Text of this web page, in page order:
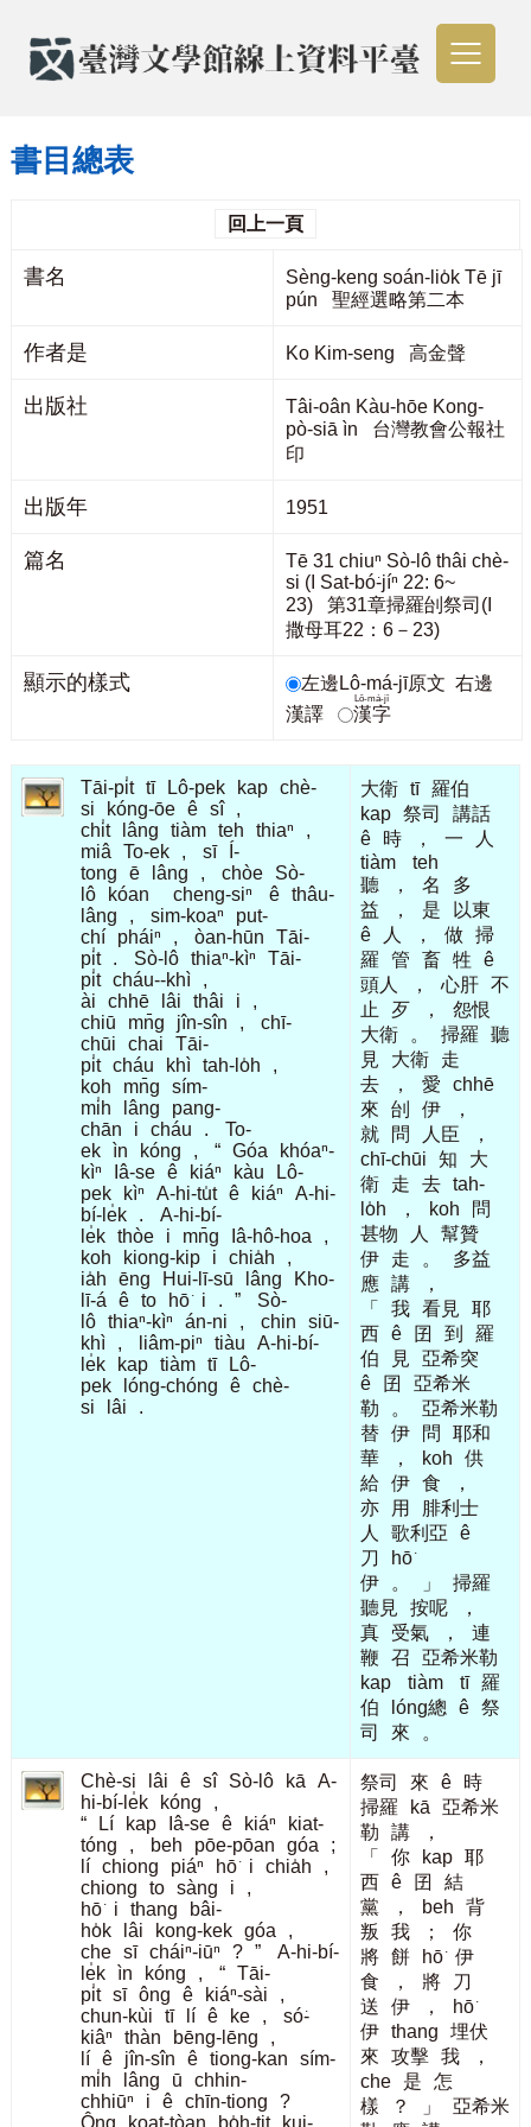
書目總表
回上一頁
書名
Sèng-keng soán-lio̍k Tē jī
pún 聖經選略第二本
作者是 Ko Kim-seng 高金聲
出版社
Tâi-oân Kàu-hōe Kong-
pò-siā ìn 台灣教會公報社
印
出版年 1951
篇名
Tē 31 chiuⁿ Sò-lô thâi chè-
si (I Sat-bó͘-jíⁿ 22: 6~
23) 第31章掃羅刣祭司(I
撒母耳22：6－23)
顯示的樣式 左邊Lô-má-jī原文 右邊
漢譯
漢字
Lô-má-jī
Tāi-pi̍t tī Lô-pek kap chè-
si
kóng-ōe ê sî
,
chi̍t
lâng tiàm teh thiaⁿ
,
miâ
To-ek , sī
Í-
tong
ē lâng , chòe
Sò-
lô
kóan cheng-siⁿ ê thâu-
lâng
, sim-koaⁿ
put-
chí
pháiⁿ , òan-hūn
Tāi-
pi̍t
. Sò-lô thiaⁿ-kìⁿ
Tāi-
pi̍t cháu--khì
,
ài
chhē lâi thâi i
,
chiū
mn̄g jîn-sîn ,
chī-
chūi
chai
Tāi-
pi̍t cháu khì tah-lo̍h
,
koh
mn̄g
sím-
mi̍h
lâng
pang-
chān
i cháu .
To-
ek
ìn kóng , “ Góa
khóaⁿ-
kìⁿ
Iâ-se ê kiáⁿ kàu
Lô-
pek
kìⁿ A-hi-tu̍t ê kiáⁿ
A-hi-
bí-le̍k
.
A-hi-bí-
le̍k thòe i mn̄g Iâ-hô-hoa
,
koh
kiong-kip i chia̍h
,
ia̍h
ēng Hui-lī-sū lâng
Kho-
lī-á
ê to hō͘ i . ”
Sò-
lô thiaⁿ-kìⁿ án-ni , chin
siū-
khì
, liâm-piⁿ tiàu
A-hi-bí-
le̍k
kap tiàm tī
Lô-
pek
lóng-chóng ê chè-
si
lâi .
大衛 tī 羅伯
kap 祭司
講話
ê
時 ， 一
人
tiàm
teh
聽
， 名
多
益
， 是
以東
ê
人 ， 做 掃
羅
管 畜 牲
ê
頭人
， 心肝 不
止
歹 ，
怨恨
大衛
。 掃羅
聽
見
大衛
走
去
， 愛
chhē
來
刣 伊
，
就
問 人臣
，
chī-chūi
知
大
衛
走 去 tah-
lo̍h
， koh
問
甚物
人
幫贊
伊
走 。
多益
應 講
，
「
我 看見
耶
西 ê 囝 到
羅
伯
見
亞希突
ê
囝
亞希米
勒
。
亞希米勒
替 伊 問
耶和
華
， koh
供
給 伊 食
，
亦
用
腓利士
人
歌利亞
ê
刀
hō͘
伊
。 」
掃羅
聽見
按呢
，
真
受氣 ，
連
鞭
召
亞希米勒
kap
tiàm tī 羅
伯
lóng總 ê 祭
司
來 。
Chè-si lâi ê sî Sò-lô kā
A-
hi-bí-le̍k
kóng
,
“
Lí kap Iâ-se ê kiáⁿ
kiat-
tóng
, beh pōe-pōan góa
;
lí chiong piáⁿ hō͘ i chia̍h
,
chiong
to sàng i
,
hō͘
i thang
bâi-
ho̍k
lâi kong-kek góa
,
che sī cháiⁿ-iūⁿ ? ”
A-hi-bí-
le̍k
ìn kóng , “ Tāi-
pi̍t sī ông ê kiáⁿ-sài
,
chun-kùi
tī lí ê ke ,
só͘-
kiâⁿ
thàn bēng-lēng
,
lí ê jîn-sîn ê tiong-kan
sím-
mi̍h
lâng ū
chhin-
chhiūⁿ
i ê chīn-tiong
?
Ông
koat-tòan bo̍h-tit kui-
祭司 來 ê
時
掃羅
kā
亞希米
勒
講
，
「
你 kap 耶
西 ê 囝
結
黨
， beh
背
叛
我 ；
你
將 餅 hō͘ 伊
食
， 將
刀
送
伊 ，
hō͘
伊 thang
埋伏
來
攻擊 我
，
che
是
怎
樣
？ 」
亞希米